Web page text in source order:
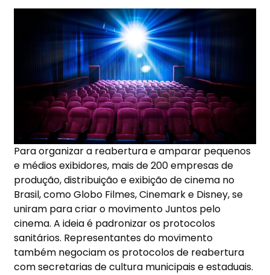
Para organizar a reabertura e amparar pequenos
e médios exibidores, mais de 200 empresas de
produção, distribuição e exibição de cinema no
Brasil, como Globo Filmes, Cinemark e Disney, se
uniram para criar o movimento Juntos pelo
cinema. A ideia é padronizar os protocolos
sanitários. Representantes do movimento
também negociam os protocolos de reabertura
com secretarias de cultura municipais e estaduais.